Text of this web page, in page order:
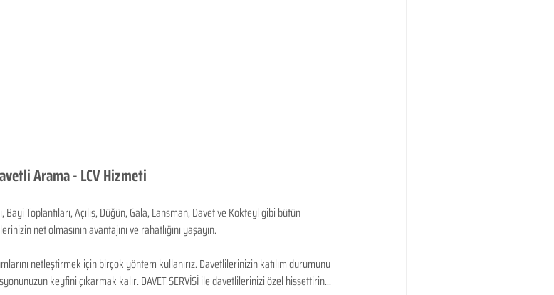
Arama - LCV Hizmeti
Toplantıları, Açılış, Düğün, Gala, Lansman, Davet ve Kokteyl gibi bütün
net olmasının avantajını ve rahatlığını yaşayın.
netleştirmek için birçok yöntem kullanırız. Davetlilerinizin katılım durumunu
keyfini çıkarmak kalır. DAVET SERVİSİ ile davetlilerinizi özel hissettirin...